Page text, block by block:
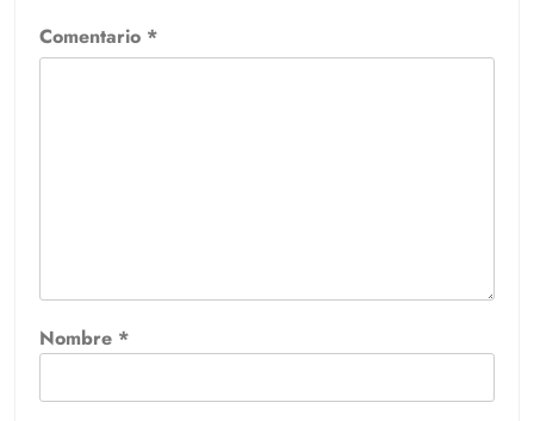
Comentario *
Nombre *